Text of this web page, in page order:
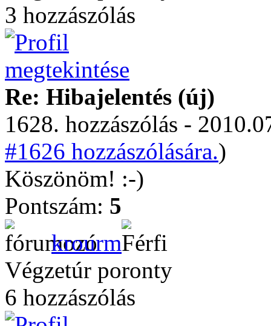
3 hozzászólás
Re: Hibajelentés (új)
1628. hozzászólás -
#1626 hozzászólására.)
Köszönöm! :-)
Pontszám: 5
krourm
Végzetúr poronty
6 hozzászólás